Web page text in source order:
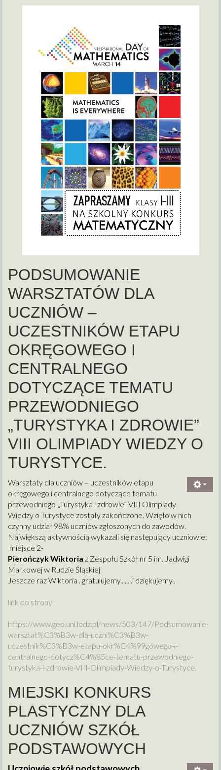
PODSUMOWANIE
WARSZTATÓW DLA
UCZNIÓW –
UCZESTNIKÓW ETAPU
OKRĘGOWEGO I
CENTRALNEGO
DOTYCZĄCE TEMATU
PRZEWODNIEGO
„TURYSTYKA I ZDROWIE”
VIII OLIMPIADY WIEDZY O
TURYSTYCE.
Warsztaty dla uczniów – uczestników etapu
okręgowego i centralnego dotyczące tematu
przewodniego „Turystyka i zdrowie” VIII Olimpiady
Wiedzy o Turystyce zostały zakończone. Wzięło w nich
czynny udział 98% uczniów zgłoszonych do zawodów.
Największą aktywnością wykazali się następujący uczniowie:
miejsce 2-
Pierończyk Wiktoria z Zespołu Szkół nr 5 im. Jadwigi
Markowej w Rudzie Śląskiej
Jeszcze raz Wiktoria ..gratulujemy........i dziękujemy..
link do strony
https://www.geo.uni.lodz.pl/news/503/147/Podsumowanie-
warsztat%C3%B3w-dla-uczni%C3%B3w-
uczestnik%C3%B3w-etapu-okr%C4%99gowego-i-
centralnego-dotycz%C4%85ce-tematu-przewodniego-
turystyka-i-zdrowie-VIII-Olimpiady-Wiedzy-o-Turystyce.
MIEJSKI KONKURS
PLASTYCZNY DLA
UCZNIÓW SZKÓŁ
PODSTAWOWYCH